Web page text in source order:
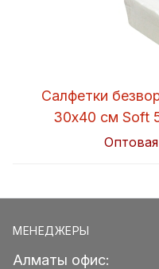
Салфетки
30x40 см Soft
МЕНЕДЖЕРЫ
Алматы офис: